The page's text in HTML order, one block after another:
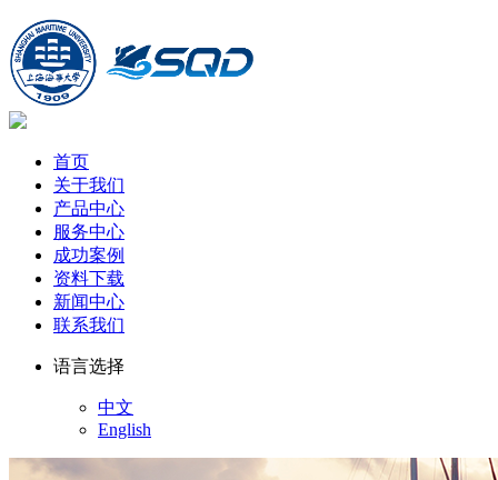
首页
关于我们
产品中心
服务中心
成功案例
资料下载
新闻中心
联系我们
语言选择
中文
English